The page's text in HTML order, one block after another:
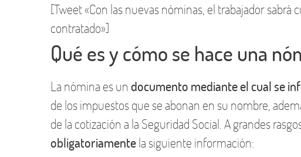
[Tweet «Con las nuevas nóminas, el trabajador sabrá
contratado»]
Qué es y cómo se hace una
La nómina es un documento mediante el cual se
de los impuestos que se abonan en su nombre,
de la cotización a la Seguridad Social. A grandes
obligatoriamentela siguiente información: